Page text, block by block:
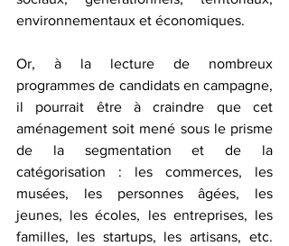
environnementaux et économiques.
Or, à la lecture de nombreux
programmes de candidats en campagne,
il pourrait être à craindre que cet
aménagement soit mené sous le prisme
de la segmentation et de la
catégorisation : les commerces, les
musées, les personnes âgées, les
jeunes, les écoles, les entreprises, les
familles, les startups, les artisans, etc.